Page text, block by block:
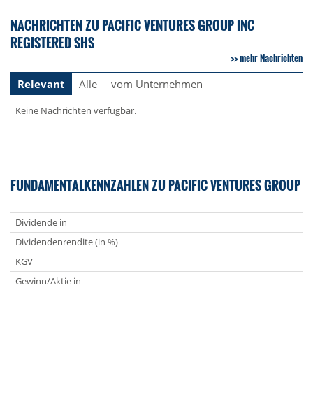
NACHRICHTEN ZU PACIFIC VENTURES GROUP INC
REGISTERED SHS
mehr Nachrichten
Relevant
Alle vom Unternehmen
Keine Nachrichten verfügbar.
FUNDAMENTALKENNZAHLEN ZU PACIFIC VENTURES GROUP
Dividende in
Dividendenrendite (in %)
KGV
Gewinn/Aktie in